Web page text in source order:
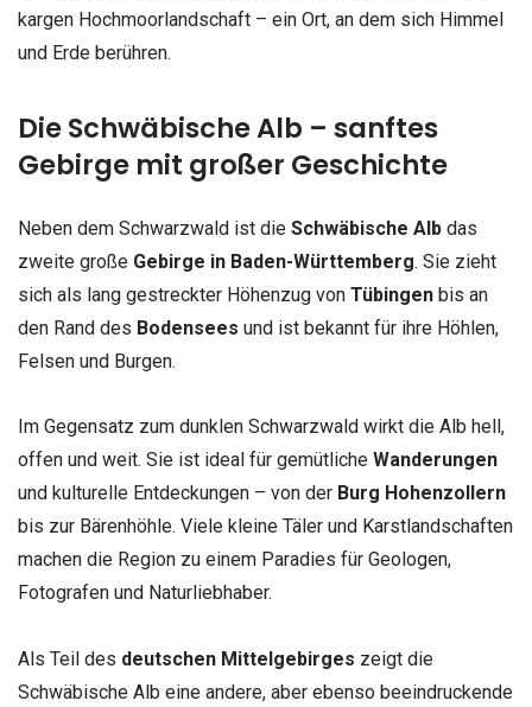
kargen Hochmoorlandschaft – ein Ort, an dem sich Himmel
und Erde berühren.
Die Schwäbische Alb – sanftes
Gebirge mit großer Geschichte
Neben dem Schwarzwald ist die Schwäbische Alb das
zweite große Gebirge in Baden-Württemberg. Sie zieht
sich als lang gestreckter Höhenzug von Tübingen bis an
den Rand des Bodensees und ist bekannt für ihre Höhlen,
Felsen und Burgen.
Im Gegensatz zum dunklen Schwarzwald wirkt die Alb hell,
offen und weit. Sie ist ideal für gemütliche Wanderungen
und kulturelle Entdeckungen – von der Burg Hohenzollern
bis zur Bärenhöhle. Viele kleine Täler und Karstlandschaften
machen die Region zu einem Paradies für Geologen,
Fotografen und Naturliebhaber.
Als Teil des deutschen Mittelgebirges zeigt die
Schwäbische Alb eine andere, aber ebenso beeindruckende